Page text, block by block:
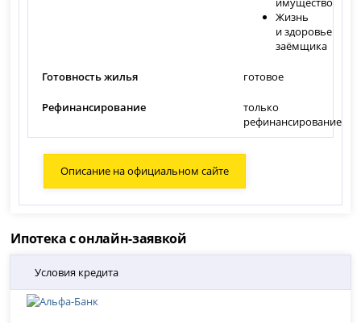
Жизнь
и здоровье
заёмщика
Готовность жилья готовое
Рефинансирование
только
рефинансирование
Описание на официальном сайте
Ипотека с онлайн-заявкой
Условия кредита